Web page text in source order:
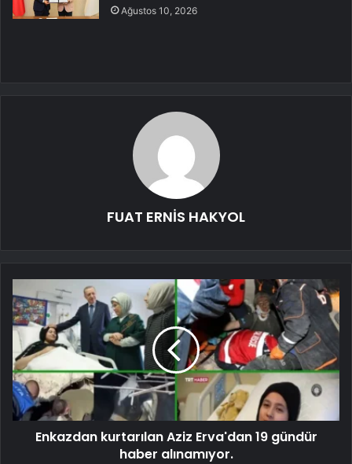
Ağustos 10, 2026
FUAT ERNİS HAKYOL
Enkazdan kurtarılan Aziz Erva'dan 19 gündür
haber alınamıyor.